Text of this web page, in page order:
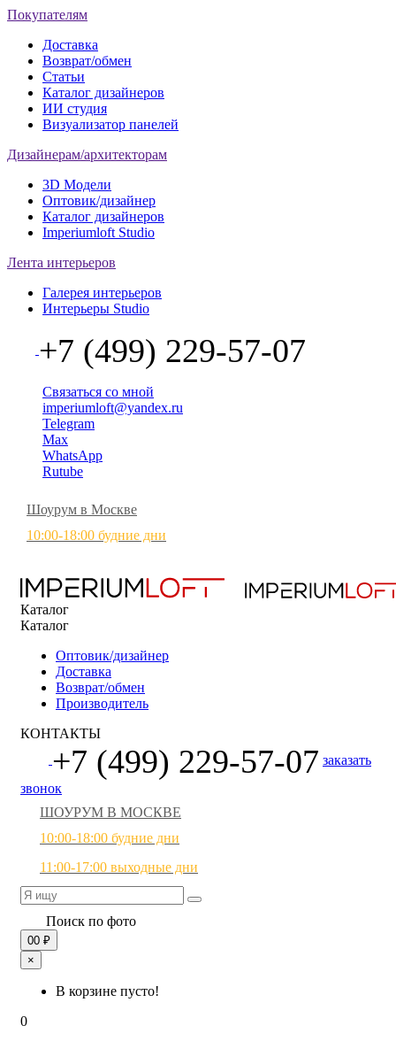
Покупателям
Доставка
Возврат/обмен
Статьи
Каталог дизайнеров
ИИ студия
Визуализатор панелей
Дизайнерам/архитекторам
3D Модели
Оптовик/дизайнер
Каталог дизайнеров
Imperiumloft Studio
Лента интерьеров
Галерея интерьеров
Интерьеры Studio
+7 (499) 229-57-07
Связаться со мной
imperiumloft@yandex.ru
Telegram
Max
WhatsApp
Rutube
Шоурум в Москве
10:00-18:00 будние дни
Каталог
Каталог
Оптовик/дизайнер
Доставка
Возврат/обмен
Производитель
КОНТАКТЫ
+7 (499) 229-57-07 заказать
звонок
ШОУРУМ В МОСКВЕ
10:00-18:00 будние дни
11:00-17:00 выходные дни
Поиск по фото
00 ₽
×
В корзине пусто!
0